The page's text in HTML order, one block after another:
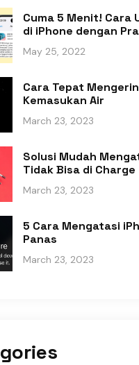
Cuma 5 Menit! Cara
di iPhone dengan
May 25, 2022
Cara Tepat
Kemasukan Air
March 23, 2023
Solusi Mudah
Tidak Bisa di Charge
March 23, 2023
5 Cara Mengatasi
Panas
March 23, 2023